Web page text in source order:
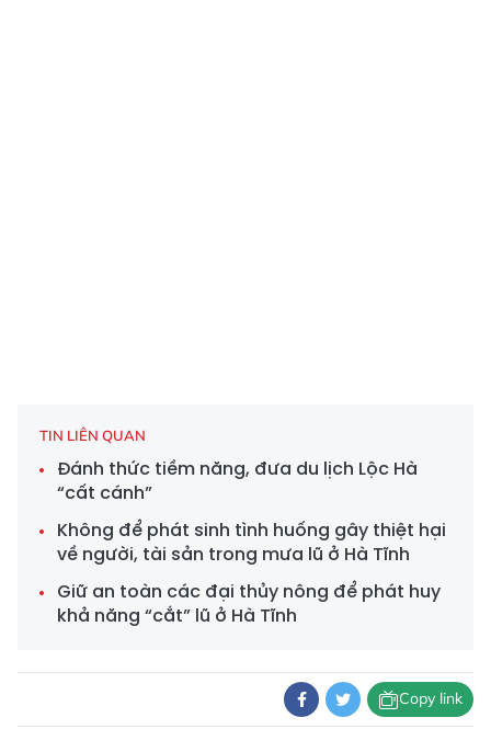
TIN LIÊN QUAN
Đánh thức tiềm năng, đưa du lịch Lộc Hà
“cất cánh”
Không để phát sinh tình huống gây thiệt hại
về người, tài sản trong mưa lũ ở Hà Tĩnh
Giữ an toàn các đại thủy nông để phát huy
khả năng “cắt” lũ ở Hà Tĩnh
Copy link